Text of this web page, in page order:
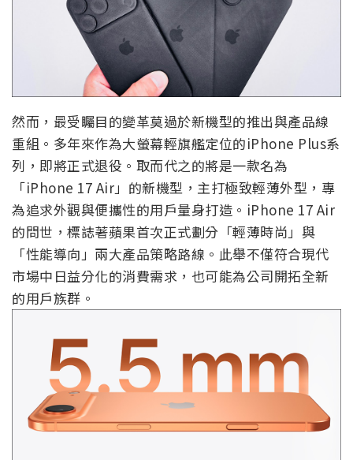
然而，最受矚目的變革莫過於新機型的推出與產品線
重組。多年來作為大螢幕輕旗艦定位的iPhone Plus系
列，即將正式退役。取而代之的將是一款名為
「iPhone 17 Air」的新機型，主打極致輕薄外型，專
為追求外觀與便攜性的用戶量身打造。iPhone 17 Air
的問世，標誌著蘋果首次正式劃分「輕薄時尚」與
「性能導向」兩大產品策略路線。此舉不僅符合現代
市場中日益分化的消費需求，也可能為公司開拓全新
的用戶族群。